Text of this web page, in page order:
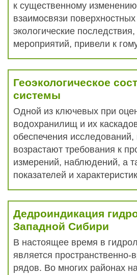
к существенному
взаимосвязи
экологические
мероприятий, привели к
Геоэкологическое
системы
Одной из ключевых при
водохранилищ и их
обеспечения
возрастают требования к
измерений, наблюдений, а
показателей и
Дедроиндикация
Западной Сибири
В настоящее время в
является
рядов. Во многих районах